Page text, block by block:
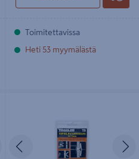
Toimitettavissa
Heti 53 myymälästä
SeuraavaEdellinen